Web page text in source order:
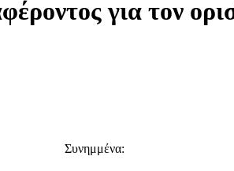
για τον
Συνημμένα: